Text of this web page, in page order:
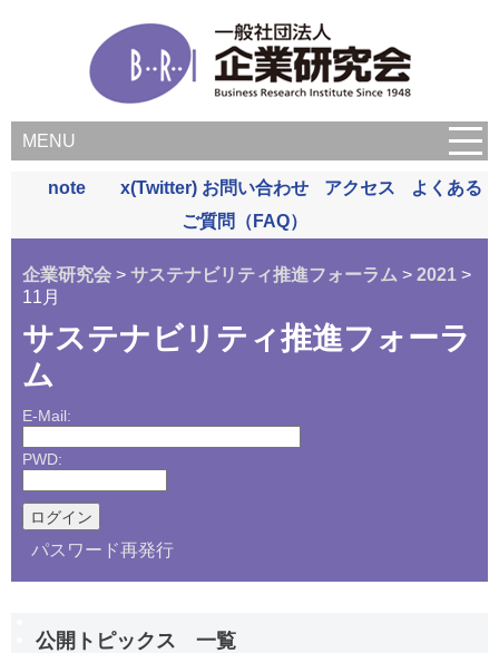
MENU
note x(Twitter) お問い合わせ アクセス
よくある
ご質問（FAQ）
企業研究会 > サステナビリティ推進フォーラム > 2021 >
11月
サステナビリティ推進フォーラ
ム
E-Mail:
PWD:
パスワード再発行
公開トピックス 一覧